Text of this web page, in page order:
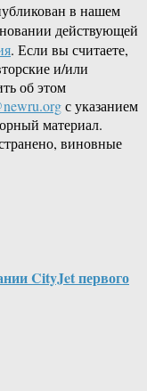
в нашем
действующей
. Если вы считаете,
и/или
об этом
с указанием
материал.
виновные
CityJet первого